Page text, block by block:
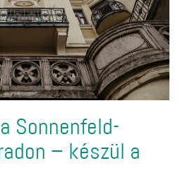
Sonnenfeld-
– készül a